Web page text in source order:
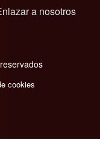
a nosotros
cookies